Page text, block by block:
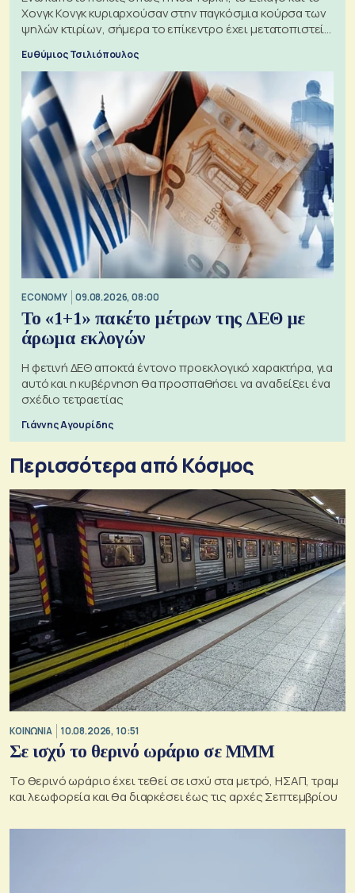
Χονγκ Κονγκ κυριαρχούσαν στην παγκόσμια κούρσα των
ψηλών κτιρίων, σήμερα το επίκεντρο έχει μετατοπιστεί
Ευθύμιος Τσιλιόπουλος
ECONOMY 09.08.2026, 08:00
Το «1+1» πακέτο μέτρων της ΔΕΘ με
άρωμα εκλογών
Η φετινή ΔΕΘ αποκτά έντονο προεκλογικό χαρακτήρα, για
αυτό και η κυβέρνηση θα προσπαθήσει να αναδείξει ένα
σχέδιο τετραετίας
Γιάννης Αγουρίδης
Περισσότερα από Κόσμος
ΚΟΙΝΩΝΙΑ 10.08.2026, 10:51
Σε ισχύ το θερινό ωράριο σε ΜΜΜ
Το θερινό ωράριο έχει τεθεί σε ισχύ στα μετρό, ΗΣΑΠ, τραμ
και λεωφορεία και θα διαρκέσει έως τις αρχές Σεπτεμβρίου